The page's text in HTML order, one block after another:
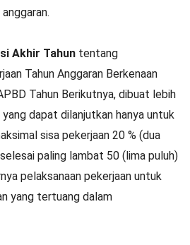
Akhir Tahun tentang
Tahun Anggaran Berkenaan
Tahun Berikutnya, dibuat lebih
dapat dilanjutkan hanya untuk
sisa pekerjaan 20 % (dua
paling lambat 50 (lima puluh)
pelaksanaan pekerjaan untuk
yang tertuang dalam